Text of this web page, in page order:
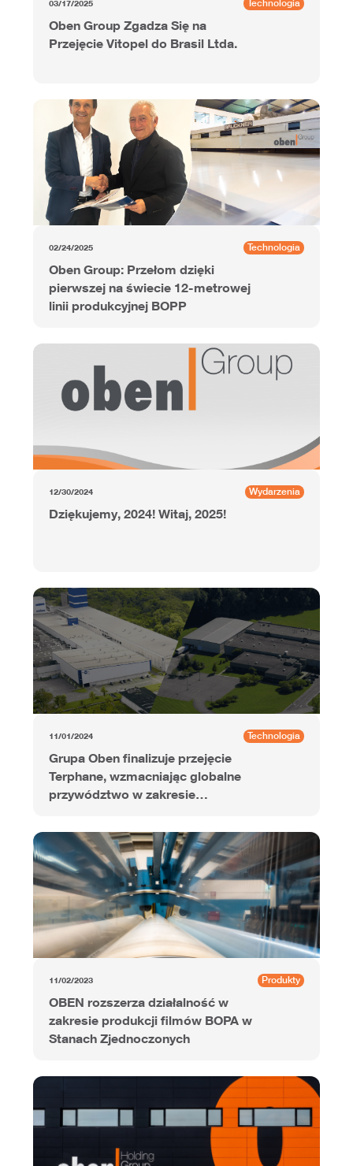
03/17/2025 Technologia
Oben Group Zgadza Się na
Przejęcie Vitopel do Brasil Ltda.
02/24/2025 Technologia
Oben Group: Przełom dzięki
pierwszej na świecie 12-metrowej
linii produkcyjnej BOPP
12/30/2024 Wydarzenia
Dziękujemy, 2024! Witaj, 2025!
11/01/2024 Technologia
Grupa Oben finalizuje przejęcie
Terphane, wzmacniając globalne
przywództwo w zakresie
poliestrowych
11/02/2023 Produkty
OBEN rozszerza działalność w
zakresie produkcji filmów BOPA w
Stanach Zjednoczonych